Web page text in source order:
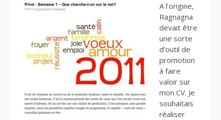
A l’origine,
Ragnagna
devait être
une sorte
d’outil de
promotion
à faire
valoir sur
mon CV. Je
souhaitais
réaliser